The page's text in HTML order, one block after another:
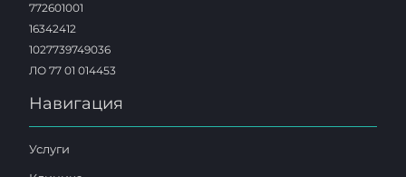
772601001
16342412
1027739749036
ЛО 77 01 014453
Навигация
Услуги